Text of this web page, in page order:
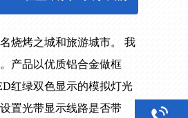
烧烤之城和旅游城市。 我
产品以优质铝合金做框
红绿双色显示的模拟灯光
置光带显示线路是否带